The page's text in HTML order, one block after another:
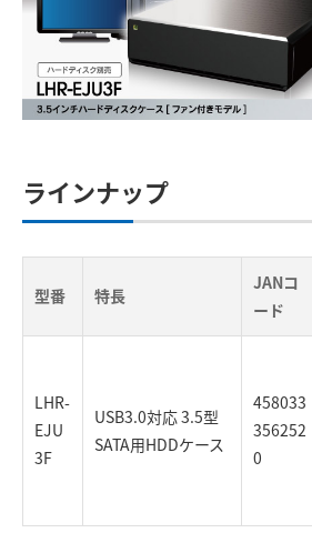
ラインナップ
型番 特長
JANコ
ード
LHR-
EJU
3F
USB3.0対応 3.5型
SATA用HDDケース
458033
356252
0